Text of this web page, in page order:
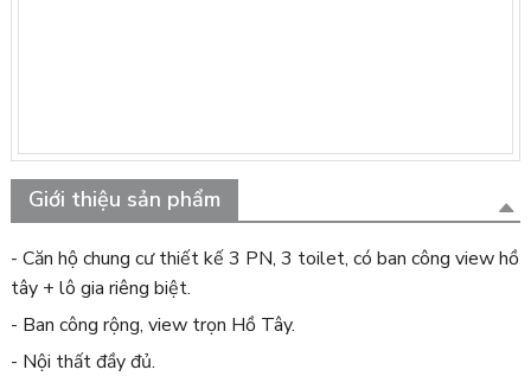
Giới thiệu sản phẩm
- Căn hộ chung cư thiết kế 3 PN, 3 toilet, có ban công view hồ
tây + lô gia riêng biệt.
- Ban công rộng, view trọn Hồ Tây.
- Nội thất đầy đủ.